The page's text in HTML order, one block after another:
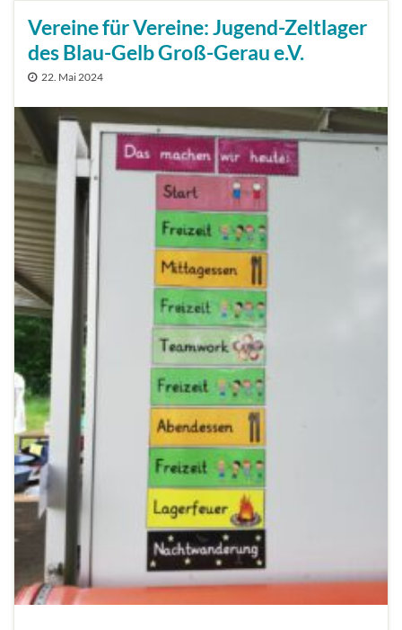
Vereine für Vereine: Jugend-Zeltlager
des Blau-Gelb Groß-Gerau e.V.
22. Mai 2024